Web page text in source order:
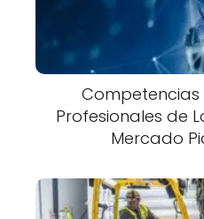
Profesionales de
Mercado